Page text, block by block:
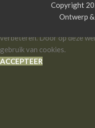
Copyright
Ontwerp
verbeteren. Door op deze
gebruik van cookies.
ACCEPTEER